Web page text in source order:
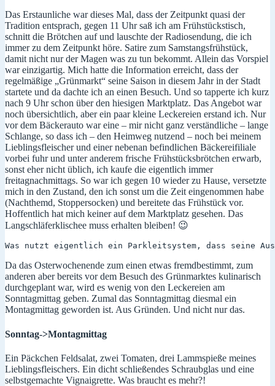
Das Erstaunliche war dieses Mal, dass der Zeitpunkt quasi der
Tradition entsprach, gegen 11 Uhr saß ich am Frühstückstisch,
schnitt die Brötchen auf und lauschte der Radiosendung, die ich
immer zu dem Zeitpunkt höre. Satire zum Samstangsfrühstück,
damit nicht nur der Magen was zu tun bekommt. Allein das Vorspiel
war einzigartig. Mich hatte die Information erreicht, dass der
regelmäßige „Grünmarkt“ seine Saison in diesem Jahr in der Stadt
startete und da dachte ich an einen Besuch. Und so tapperte ich kurz
nach 9 Uhr schon über den hiesigen Marktplatz. Das Angebot war
noch übersichtlich, aber ein paar kleine Leckereien erstand ich. Nur
vor dem Bäckerauto war eine – mir nicht ganz verständliche – lange
Schlange, so dass ich – den Heimweg nutzend – noch bei meinem
Lieblingsfleischer und einer nebenan befindlichen Bäckereifiliale
vorbei fuhr und unter anderem frische Frühstücksbrötchen erwarb,
sonst eher nicht üblich, ich kaufe die eigentlich immer
freitagnachmittags. So war ich gegen 10 wieder zu Hause, versetzte
mich in den Zustand, den ich sonst um die Zeit eingenommen habe
(Nachthemd, Stoppersocken) und bereitete das Frühstück vor.
Hoffentlich hat mich keiner auf dem Marktplatz gesehen. Das
Langschläferklischee muss erhalten bleiben! 😉
Was nutzt eigentlich ein Parkleitsystem, dass seine
Da das Osterwochenende zum einen etwas fremdbestimmt, zum
anderen aber bereits vor dem Besuch des Grünmarktes kulinarisch
durchgeplant war, wird es wenig von den Leckereien am
Sonntagmittag geben. Zumal das Sonntagmittag diesmal ein
Montagmittag geworden ist. Aus Gründen. Und nicht nur das.
Sonntag->Montagmittag
Ein Päckchen Feldsalat, zwei Tomaten, drei Lammspieße meines
Lieblingsfleischers. Ein dicht schließendes Schraubglas und eine
selbstgemachte Vignaigrette. Was braucht es mehr?!